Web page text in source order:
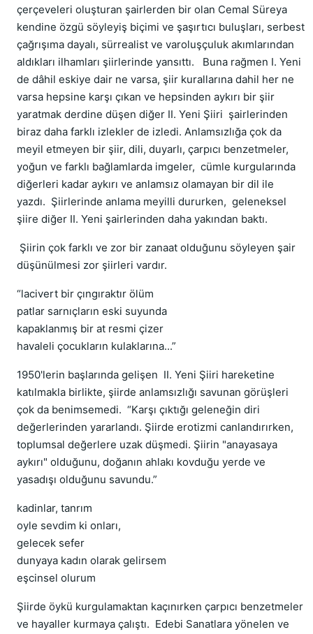
çerçeveleri oluşturan şairlerden bir olan Cemal Süreya
kendine özgü söyleyiş biçimi ve şaşırtıcı buluşları, serbest
çağrışıma dayalı, sürrealist ve varoluşçuluk akımlarından
aldıkları ilhamları şiirlerinde yansıttı. Buna rağmen I. Yeni
de dâhil eskiye dair ne varsa, şiir kurallarına dahil her ne
varsa hepsine karşı çıkan ve hepsinden aykırı bir şiir
yaratmak derdine düşen diğer II. Yeni Şiiri şairlerinden
biraz daha farklı izlekler de izledi. Anlamsızlığa çok da
meyil etmeyen bir şiir, dili, duyarlı, çarpıcı benzetmeler,
yoğun ve farklı bağlamlarda imgeler, cümle kurgularında
diğerleri kadar aykırı ve anlamsız olamayan bir dil ile
yazdı. Şiirlerinde anlama meyilli dururken, geleneksel
şiire diğer II. Yeni şairlerinden daha yakından baktı.
Şiirin çok farklı ve zor bir zanaat olduğunu söyleyen şair
düşünülmesi zor şiirleri vardır.
“lacivert bir çıngıraktır ölüm
patlar sarnıçların eski suyunda
kapaklanmış bir at resmi çizer
havaleli çocukların kulaklarına...”
1950'lerin başlarında gelişen II. Yeni Şiiri hareketine
katılmakla birlikte, şiirde anlamsızlığı savunan görüşleri
çok da benimsemedi. “Karşı çıktığı geleneğin diri
değerlerinden yararlandı. Şiirde erotizmi canlandırırken,
toplumsal değerlere uzak düşmedi. Şiirin "anayasaya
aykırı" olduğunu, doğanın ahlakı kovduğu yerde ve
yasadışı olduğunu savundu.”
kadinlar, tanrım
oyle sevdim ki onları,
gelecek sefer
dunyaya kadın olarak gelirsem
eşcinsel olurum
Şiirde öykü kurgulamaktan kaçınırken çarpıcı benzetmeler
ve hayaller kurmaya çalıştı. Edebi Sanatlara yönelen ve